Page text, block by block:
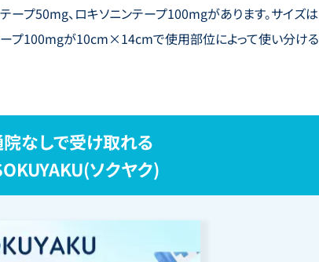
ープ50mg、ロキソニンテープ100mgがあります。サイズは
プ100mgが10cm×14cmで使用部位によって使い分ける
なしで受け取れる
ソクヤク)